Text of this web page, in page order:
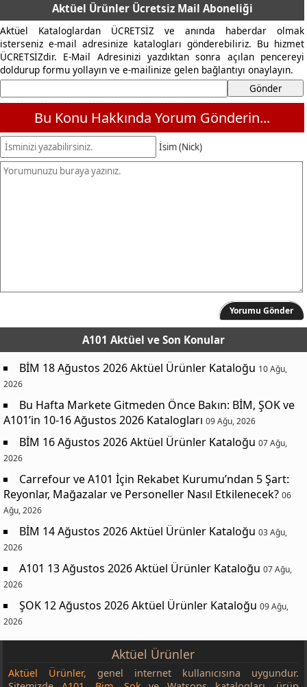
Aktüel Ürünler Ücretsiz Mail Aboneliği
Aktüel Kataloglardan ÜCRETSİZ ve anında haberdar olmak
isterseniz e-mail adresinize katalogları gönderebiliriz. Bu hizmet
ÜCRETSİZdir. E-Mail Adresinizi yazdıktan sonra açılan pencereyi
doldurup formu yollayın ve e-mailinize gelen bağlantıyı onaylayın.
Bu Konu Hakkında Yorum Gönderin...
İsim (Nick)
Yorumu Gönder
A101 Aktüel ve Son Konular
BİM 18 Ağustos 2026 Aktüel Ürünler Kataloğu 10 Ağu,
2026
Bu Hafta Markete Gitmeden Önce Bakın: BİM, ŞOK ve
A101’in 10-16 Ağustos 2026 Katalogları 09 Ağu, 2026
BİM 16 Ağustos 2026 Aktüel Ürünler Kataloğu 07 Ağu,
2026
Carrefour ve A101 İçin Rekabet Kurumu’ndan 5 Şart:
Reyonlar, Mağazalar ve Personeller Nasıl Etkilenecek? 06
Ağu, 2026
BİM 14 Ağustos 2026 Aktüel Ürünler Kataloğu 03 Ağu,
2026
A101 13 Ağustos 2026 Aktüel Ürünler Kataloğu 07 Ağu,
2026
ŞOK 12 Ağustos 2026 Aktüel Ürünler Kataloğu 09 Ağu,
2026
Aktüel Ürünler
Aktüel Ürünler, genel internet kullanıcısına uygundur.